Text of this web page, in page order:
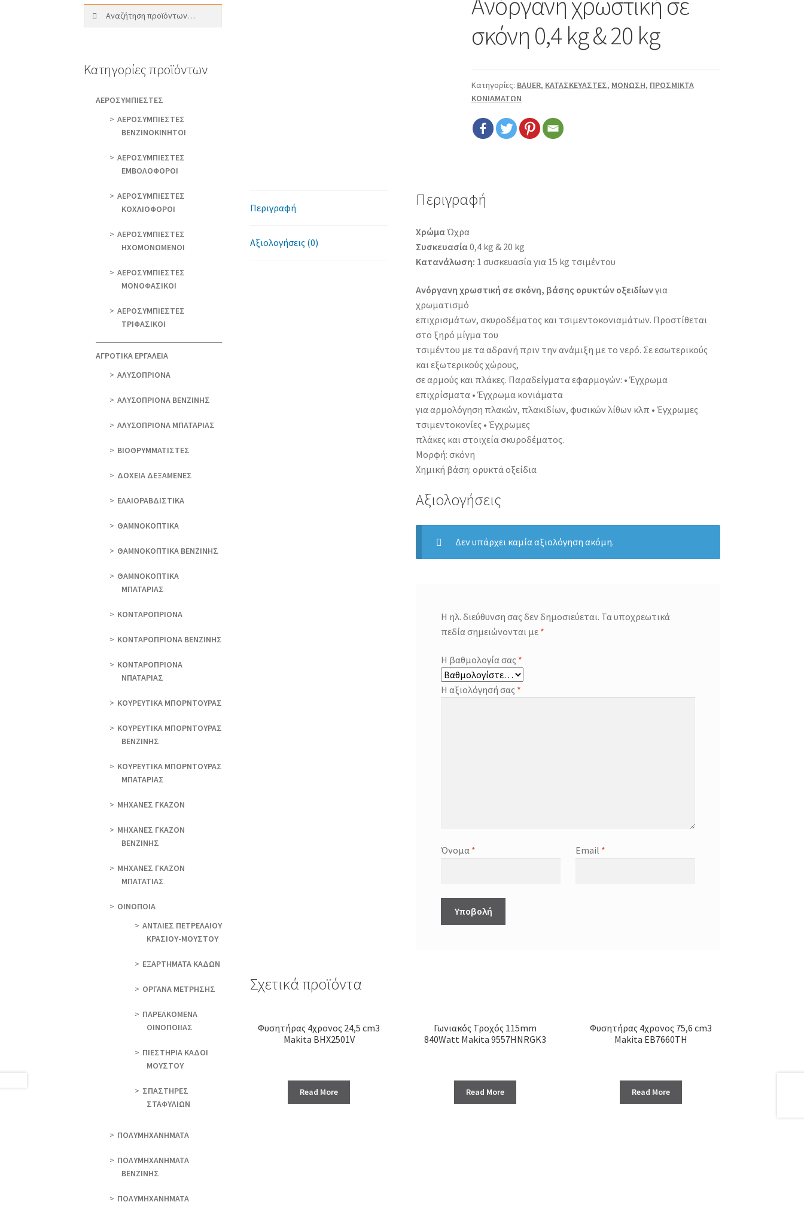
σκόνη 0,4 kg & 20 kg
Κατηγορίες: BAUER, ΚΑΤΑΣΚΕΥΑΣΤΕΣ, ΜΟΝΩΣΗ, ΠΡΟΣΜΙΚΤΑ
ΚΟΝΙΑΜΑΤΩΝ
Περιγραφή
Αξιολογήσεις (0)
Περιγραφή
ΧρώμαΏχρα
Συσκευασία0,4 kg & 20 kg
Κατανάλωση: 1 συσκευασία για 15 kg τσιμέντου
Ανόργανη χρωστική σε σκόνη, βάσης ορυκτών οξειδίωνγια
χρωματισμό
επιχρισμάτων, σκυροδέματος και τσιμεντοκονιαμάτων. Προστίθεται
στο ξηρό μίγμα του
τσιμέντου με τα αδρανή πριν την ανάμιξη με το νερό. Σε εσωτερικούς
και εξωτερικούς χώρους,
σε αρμούς και πλάκες. Παραδείγματα εφαρμογών: • Έγχρωμα
επιχρίσματα • Έγχρωμα κονιάματα
για αρμολόγηση πλακών, πλακιδίων, φυσικών λίθων κλπ • Έγχρωμες
τσιμεντοκονίες • Έγχρωμες
πλάκες και στοιχεία σκυροδέματος.
Μορφή: σκόνη
Χημική βάση: ορυκτά οξείδια
Αξιολογήσεις
Δεν υπάρχει καμία αξιολόγηση ακόμη.
Η ηλ. διεύθυνση σας δεν δημοσιεύεται. Τα υποχρεωτικά
πεδία σημειώνονται με *
Η βαθμολογία σας *
Η αξιολόγησή σας *
Όνομα * Email *
Σχετικά προϊόντα
Φυσητήρας 4χρονος 24,5 cm3
Makita BHX2501V
Read More
Γωνιακός Τροχός 115mm
840Watt Makita 9557HNRGK3
Read More
Φυσητήρας 4χρονος 75,6 cm3
Makita EB7660TH
Read More
Αναζήτηση
Αναζήτηση
Κατηγορίες προϊόντων
AEΡΟΣΥΜΠΙΕΣΤΕΣ
AEΡΟΣΥΜΠΙΕΣΤΕΣ
ΒΕΝΖΙΝΟΚΙΝΗΤΟΙ
AEΡΟΣΥΜΠΙΕΣΤΕΣ
ΕΜΒΟΛΟΦΟΡΟΙ
AEΡΟΣΥΜΠΙΕΣΤΕΣ
ΚΟΧΛΙΟΦΟΡΟΙ
ΑΕΡΟΣΥΜΠΙΕΣΤΕΣ
ΗΧΟΜΟΝΩΜΕΝΟΙ
ΑΕΡΟΣΥΜΠΙΕΣΤΕΣ
ΜΟΝΟΦΑΣΙΚΟΙ
ΑΕΡΟΣΥΜΠΙΕΣΤΕΣ
ΤΡΙΦΑΣΙΚΟΙ
ΑΓΡΟΤΙΚΑ ΕΡΓΑΛΕΙΑ
AΛΥΣΟΠΡΙΟΝΑ
AΛΥΣΟΠΡΙΟΝΑ ΒΕΝΖΙΝΗΣ
AΛΥΣΟΠΡΙΟΝΑ ΜΠΑΤΑΡΙΑΣ
ΒΙΟΘΡΥΜΜΑΤΙΣΤΕΣ
ΔΟΧΕΙΑ ΔΕΞΑΜΕΝΕΣ
ΕΛΑΙΟΡΑΒΔΙΣΤΙΚΑ
ΘAΜΝΟΚΟΠΤΙΚΑ
ΘAΜΝΟΚΟΠΤΙΚΑ ΒΕΝΖΙΝΗΣ
ΘAΜΝΟΚΟΠΤΙΚΑ
ΜΠΑΤΑΡΙΑΣ
ΚΟΝΤΑΡΟΠΡΙΟΝΑ
ΚΟΝΤΑΡΟΠΡΙΟΝΑ ΒΕΝΖΙΝΗΣ
ΚΟΝΤΑΡΟΠΡΙΟΝΑ
ΝΠΑΤΑΡΙΑΣ
ΚΟΥΡΕΥΤΙΚΑ ΜΠΟΡΝΤΟΥΡΑΣ
ΚΟΥΡΕΥΤΙΚΑ ΜΠΟΡΝΤΟΥΡΑΣ
ΒΕΝΖΙΝΗΣ
ΚΟΥΡΕΥΤΙΚΑ ΜΠΟΡΝΤΟΥΡΑΣ
ΜΠΑΤΑΡΙΑΣ
ΜΗΧΑΝΕΣ ΓΚΑΖΟΝ
ΜΗΧΑΝΕΣ ΓΚΑΖΟΝ
ΒΕΝΖΙΝΗΣ
ΜΗΧΑΝΕΣ ΓΚΑΖΟΝ
ΜΠΑΤΑΤΙΑΣ
ΟΙΝΟΠΟΙΑ
ΑΝΤΛΙΕΣ ΠΕΤΡΕΛΑΙΟΥ
ΚΡΑΣΙΟΥ-ΜΟΥΣΤΟΥ
ΕΞΑΡΤΗΜΑΤΑ ΚΑΔΩΝ
ΟΡΓΑΝΑ ΜΕΤΡΗΣΗΣ
ΠΑΡΕΛΚΟΜΕΝΑ
ΟΙΝΟΠΟΙΙΑΣ
ΠΙΕΣΤΗΡΙΑ ΚΑΔΟΙ
ΜΟΥΣΤΟΥ
ΣΠΑΣΤΗΡΕΣ
ΣΤΑΦΥΛΙΩΝ
ΠΟΛΥΜΗΧΑΝΗΜΑΤΑ
ΠΟΛΥΜΗΧΑΝΗΜΑΤΑ
ΒΕΝΖΙΝΗΣ
ΠΟΛΥΜΗΧΑΝΗΜΑΤΑ